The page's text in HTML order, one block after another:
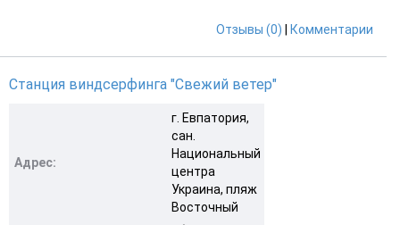
Отзывы (0) Комментарии
Станция виндсерфинга "Свежий ветер"
Адрес:
г. Евпатория,
сан.
Национальный
центра
Украина, пляж
Восточный